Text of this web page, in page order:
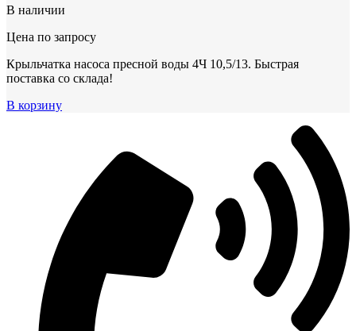
В наличии
Цена по запросу
Крыльчатка насоса пресной воды 4Ч 10,5/13. Быстрая
поставка со склада!
В корзину